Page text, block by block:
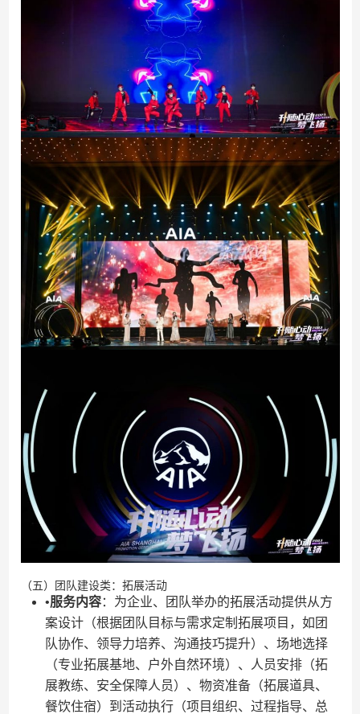
（五）团队建设类：拓展活动
•​​服务内容​​：为企业、团队举办的拓展活动提供从方
案设计（根据团队目标与需求定制拓展项目，如团
队协作、领导力培养、沟通技巧提升）、场地选择
（专业拓展基地、户外自然环境）、人员安排（拓
展教练、安全保障人员）、物资准备（拓展道具、
餐饮住宿）到活动执行（项目组织、过程指导、总